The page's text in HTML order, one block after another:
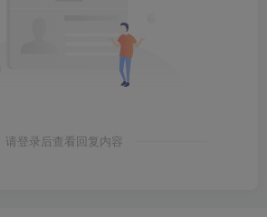
请登录后查看回复内容